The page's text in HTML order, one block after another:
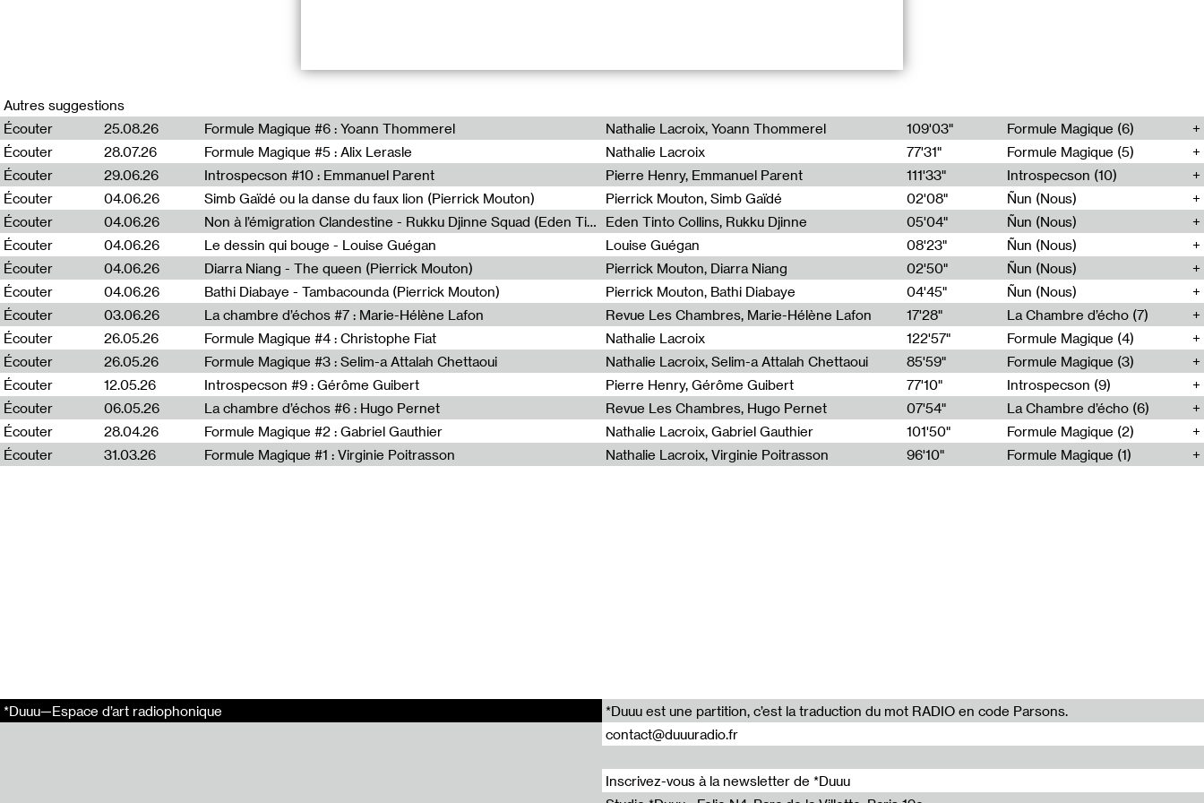
Dit voir est un programme court proposé par Sally Bonn qui donne la parole à ceux qui aiment
Sally Bonn est maître de conférences en Esthétique à l’Université de Picardie, critique d’art et
commissaire d’exposition. Elle dirige la collection d’écrits d’artistes Les Indiscipliné.e.s aux
éditions Macula. Son dernier ouvrage paru :
Écrire, écrire, écrire, aux éditions Arléa, 2022.
Un programme proposé par Sally Bonn pour *Duuu
En relation
Dit voir #58 Anne-Lise Broyer
Dit voir #59 : Sandra Moussempès
05'59"
Dit voir #57 : Nathalie Koble
Dit voir #60 : Alban Lefranc
06'24"
Dit voir #56 : Henri Lefebvre
06'01"
Autres suggestions
Écouter
25.08.26 Formule Magique #6 : Yoann Thommerel Nathalie Lacroix, Yoann Thommerel 109'03"
Formule Magique (6)
Écouter
28.07.26 Formule Magique #5 : Alix Lerasle Nathalie Lacroix 77'31"
Formule Magique (5)
Écouter
29.06.26 Introspecson #10 : Emmanuel Parent Pierre Henry, Emmanuel Parent 111'33"
Introspecson (10)
Écouter
04.06.26 Simb Gaïdé ou la danse du faux lion (Pierrick Mouton) Pierrick Mouton, Simb Gaïdé 02'08"
Ñun (Nous)
Écouter
04.06.26 Non à l’émigration Clandestine - Rukku Djinne Squad (Eden Tinto Collins) Eden Tinto Collins, Rukku Djinne 05'04"
Ñun (Nous)
Écouter
04.06.26 Le dessin qui bouge - Louise Guégan Louise Guégan 08'23"
Ñun (Nous)
Écouter
04.06.26 Diarra Niang - The queen (Pierrick Mouton) Pierrick Mouton, Diarra Niang 02'50"
Ñun (Nous)
Écouter
04.06.26 Bathi Diabaye - Tambacounda (Pierrick Mouton) Pierrick Mouton, Bathi Diabaye 04'45"
Ñun (Nous)
Écouter
03.06.26 La chambre d’échos #7 : Marie-Hélène Lafon Revue Les Chambres, Marie-Hélène Lafon 17'28"
La Chambre d’écho (7)
Écouter
26.05.26 Formule Magique #4 : Christophe Fiat Nathalie Lacroix 122'57"
Formule Magique (4)
Écouter
26.05.26 Formule Magique #3 : Selim-a Attalah Chettaoui Nathalie Lacroix, Selim-a Attalah Chettaoui 85'59"
Formule Magique (3)
Écouter
12.05.26 Introspecson #9 : Gérôme Guibert Pierre Henry, Gérôme Guibert 77'10"
Introspecson (9)
Écouter
06.05.26 La chambre d’échos #6 : Hugo Pernet Revue Les Chambres, Hugo Pernet 07'54"
La Chambre d’écho (6)
Écouter
28.04.26 Formule Magique #2 : Gabriel Gauthier Nathalie Lacroix, Gabriel Gauthier 101'50"
Formule Magique (2)
Écouter
31.03.26 Formule Magique #1 : Virginie Poitrasson Nathalie Lacroix, Virginie Poitrasson 96'10" Formule Magique (1)
*Duuu—Espace d’art radiophonique
*Duuu est une partition, c’est la traduction du mot RADIO en code Parsons.
contact@duuuradio.fr
Inscrivez-vous à la newsletter de *Duuu